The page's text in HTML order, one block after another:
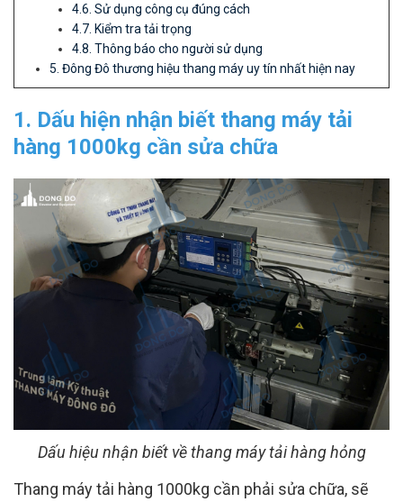
4.6. Sử dụng công cụ đúng cách
4.7. Kiểm tra tải trọng
4.8. Thông báo cho người sử dụng
5. Đông Đô thương hiệu thang máy uy tín nhất hiện nay
1. Dấu hiện nhận biết thang máy tải
hàng 1000kg cần sửa chữa
Dấu hiệu nhận biết về thang máy tải hàng hỏng
Thang máy tải hàng 1000kg cần phải sửa chữa, sẽ